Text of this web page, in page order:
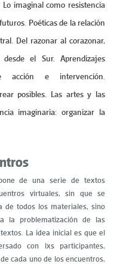
Lo imaginal como resistencia
Poéticas de la relación
Del razonar al corazonar,
el Sur. Aprendizajes
acción e intervención.
posibles. Las artes y las
imaginaria: organizar la
de una serie de textos
virtuales, sin que se
de todos los materiales, sino
la problematización de las
La idea inicial es que el
con lxs participantes,
cada uno de los encuentros,